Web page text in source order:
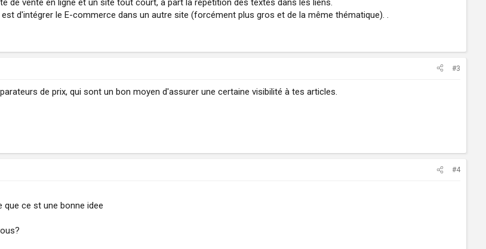
de vente en ligne et un site tout court, à part la répétition des textes dans les liens.
d'intégrer le E-commerce dans un autre site (forcément plus gros et de la même thématique). .
#3
de prix, qui sont un bon moyen d'assurer une certaine visibilité à tes articles.
#4
ce st une bonne idee